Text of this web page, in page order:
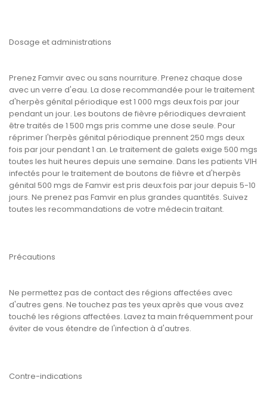
Dosage et administrations
Prenez Famvir avec ou sans nourriture. Prenez chaque dose
avec un verre d'eau. La dose recommandée pour le traitement
d'herpès génital périodique est 1 000 mgs deux fois par jour
pendant un jour. Les boutons de fièvre périodiques devraient
être traités de 1 500 mgs pris comme une dose seule. Pour
réprimer l'herpès génital périodique prennent 250 mgs deux
fois par jour pendant 1 an. Le traitement de galets exige 500 mgs
toutes les huit heures depuis une semaine. Dans les patients VIH
infectés pour le traitement de boutons de fièvre et d'herpès
génital 500 mgs de Famvir est pris deux fois par jour depuis 5-10
jours. Ne prenez pas Famvir en plus grandes quantités. Suivez
toutes les recommandations de votre médecin traitant.
Précautions
Ne permettez pas de contact des régions affectées avec
d'autres gens. Ne touchez pas tes yeux après que vous avez
touché les régions affectées. Lavez ta main fréquemment pour
éviter de vous étendre de l'infection à d'autres.
Contre-indications